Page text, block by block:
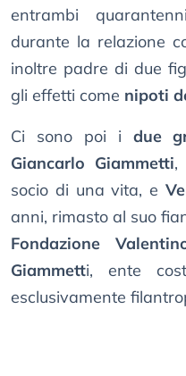
entrambi
durante la relazione
inoltre padre di due
gli effetti come nipoti
Ci sono poi i due
Giancarlo Giammetti,
socio di una vita, e
anni, rimasto al suo
Fondazione
Giammetti, ente
esclusivamente